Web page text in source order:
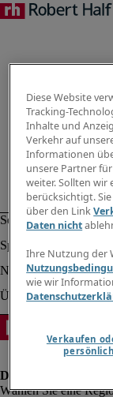
Diese Website
Tracking-
Inhalte und
Verkehr auf
Informationen
unsere Partner
weiter. Sollten wir
berücksichtigt.
über den Link
Daten nicht
Ihre Nutzung der
wie wir
Verkaufen